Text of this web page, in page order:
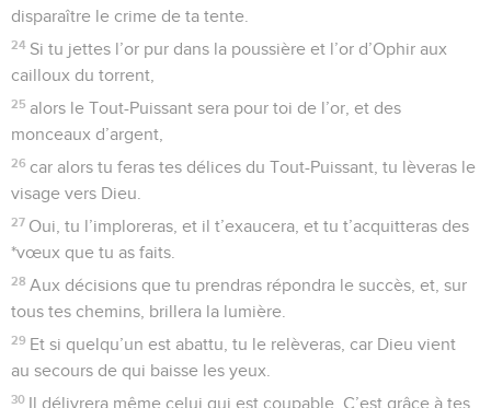
disparaître le crime de ta tente.
24 Si tu jettes l’or pur dans la poussière et l’or d’Ophir aux
cailloux du torrent,
25 alors le Tout-Puissant sera pour toi de l’or, et des
monceaux d’argent,
26 car alors tu feras tes délices du Tout-Puissant, tu lèveras le
visage vers Dieu.
27 Oui, tu l’imploreras, et il t’exaucera, et tu t’acquitteras des
*vœux que tu as faits.
28 Aux décisions que tu prendras répondra le succès, et, sur
tous tes chemins, brillera la lumière.
29 Et si quelqu’un est abattu, tu le relèveras, car Dieu vient
au secours de qui baisse les yeux.
30 Il délivrera même celui qui est coupable. C’est grâce à tes